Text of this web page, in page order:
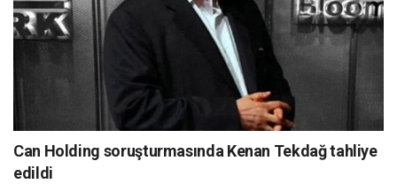
Can Holding soruşturmasında Kenan Tekdağ tahliye
edildi